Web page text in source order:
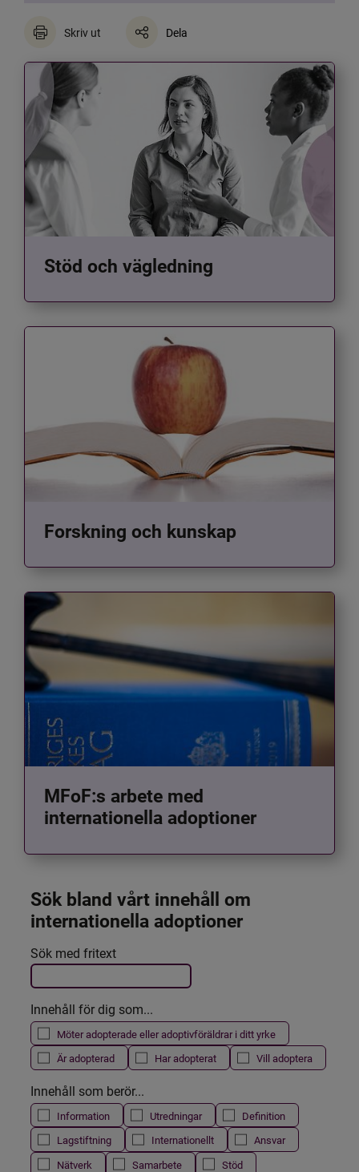
Skriv ut Dela
Stöd och vägledning
Forskning och kunskap
MFoF:s arbete med
internationella adoptioner
Sök bland vårt innehåll om
internationella adoptioner
Filtrera resultatet
Det här formuläret postas automatiskt
Sök med fritext
Innehåll för dig som...
Möter adopterade eller adoptivföräldrar i ditt yrke
Är adopterad
Har adopterat Vill adoptera
Innehåll som berör...
Information Utredningar
Definition
Lagstiftning
Internationellt
Ansvar
Nätverk
Samarbete
Stöd